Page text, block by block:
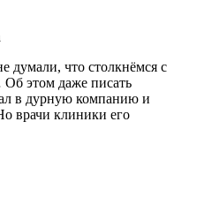
думали, что столкнёмся с
этом даже писать
в дурную компанию и
врачи клиники его